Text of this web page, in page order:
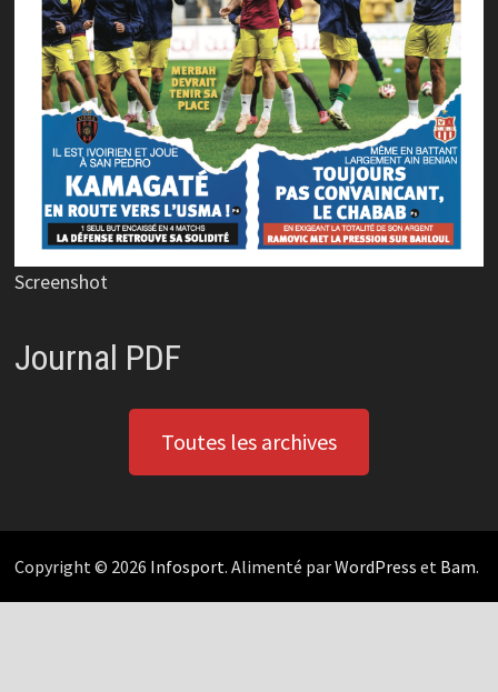
Screenshot
Journal PDF
Toutes les archives
Copyright © 2026 Infosport. Alimenté parWordPress et Bam.